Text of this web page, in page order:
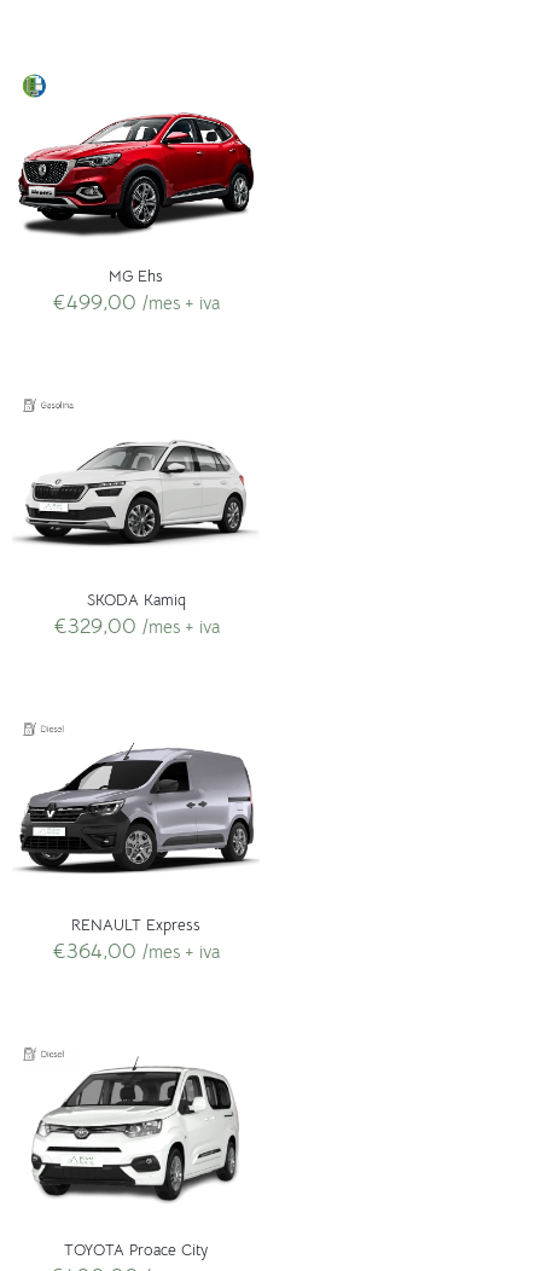
MG Ehs
€499,00 /mes + iva
SKODA Kamiq
€329,00 /mes + iva
RENAULT Express
€364,00 /mes + iva
TOYOTA Proace City